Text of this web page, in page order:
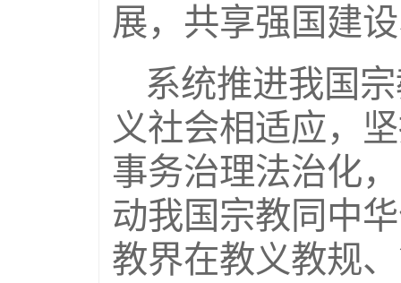
展，共享强国建
系统推进我国
义社会相适应，
事务治理法治化
动我国宗教同中
教界在教义教规